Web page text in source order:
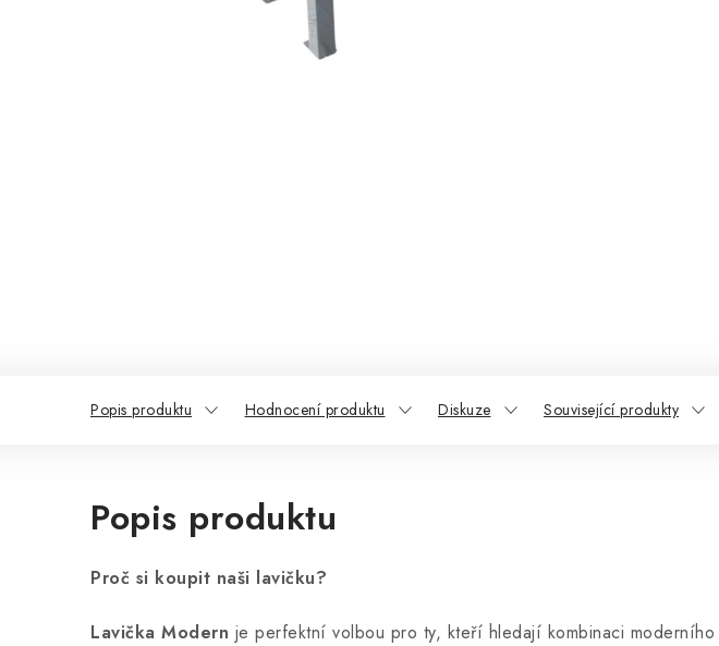
Popis produktu Hodnocení produktu Diskuze Související produkty
Popis produktu
Proč si koupit naši lavičku?
Lavička Modern je perfektní volbou pro ty, kteří hledají kombinaci